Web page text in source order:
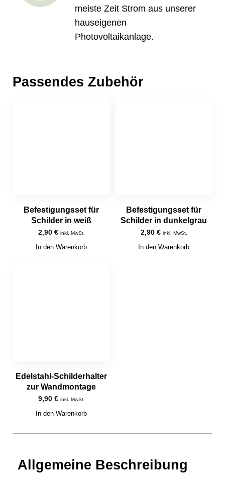
meiste Zeit Strom aus unserer
hauseigenen
Photovoltaikanlage.
Passendes Zubehör
Befestigungsset für
Schilder in weiß
2,90 € inkl. MwSt.
In den Warenkorb
Befestigungsset für
Schilder in dunkelgrau
2,90 € inkl. MwSt.
In den Warenkorb
Edelstahl-Schilderhalter
zur Wandmontage
9,90 € inkl. MwSt.
In den Warenkorb
Allgemeine Beschreibung